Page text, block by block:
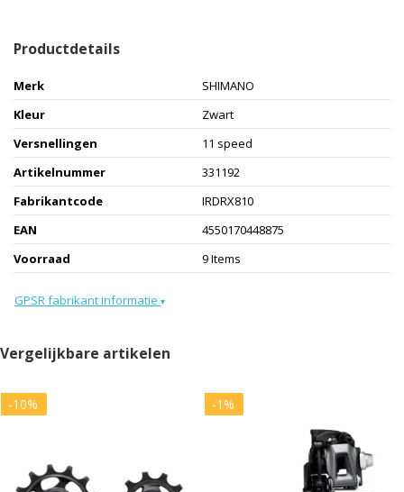
Productdetails
Merk
SHIMANO
Kleur
Zwart
Versnellingen
11 speed
Artikelnummer
331192
Fabrikantcode
IRDRX810
EAN
4550170448875
Voorraad
9 Items
GPSR fabrikant informatie ▾
Vergelijkbare artikelen
-10% -1%